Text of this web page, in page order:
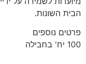
הבית השונות.
פרטים נוספים
100 יח' בחבילה